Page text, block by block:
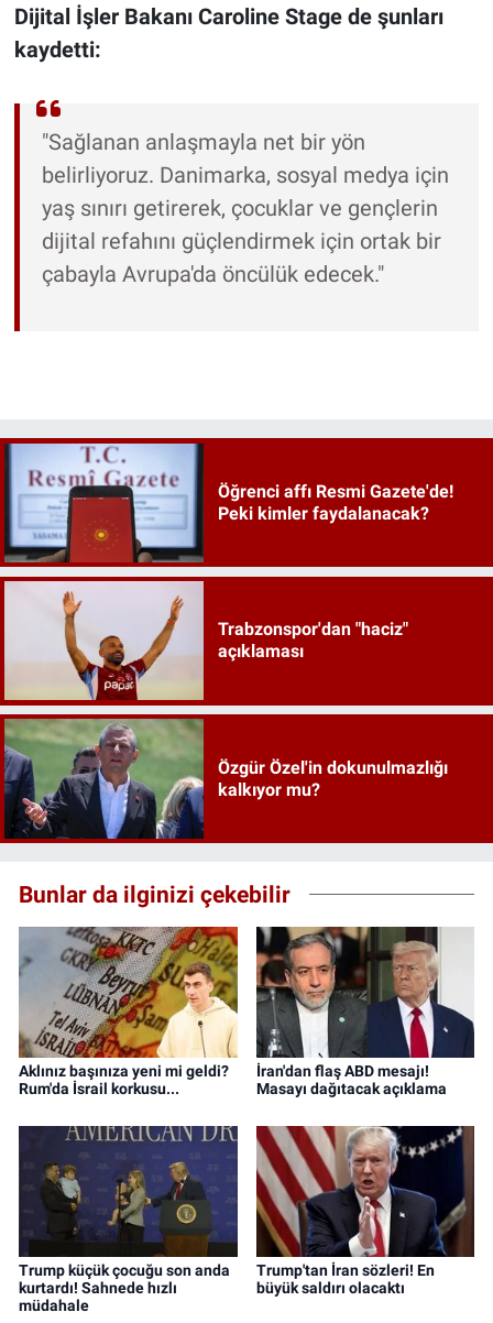
Dijital İşler Bakanı Caroline Stage de şunları
kaydetti:
"Sağlanan anlaşmayla net bir yön
belirliyoruz. Danimarka, sosyal medya için
yaş sınırı getirerek, çocuklar ve gençlerin
dijital refahını güçlendirmek için ortak bir
çabayla Avrupa'da öncülük edecek."
Öğrenci affı Resmi Gazete'de!
Peki kimler faydalanacak?
Trabzonspor'dan "haciz"
açıklaması
Özgür Özel'in dokunulmazlığı
kalkıyor mu?
Bunlar da ilginizi çekebilir
Aklınız başınıza yeni mi geldi?
Rum'da İsrail korkusu...
İran'dan flaş ABD mesajı!
Masayı dağıtacak açıklama
Trump küçük çocuğu son anda
kurtardı! Sahnede hızlı
müdahale
Trump'tan İran sözleri! En
büyük saldırı olacaktı